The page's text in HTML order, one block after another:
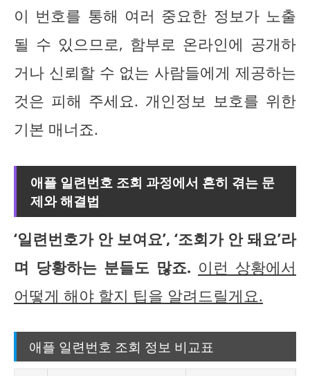
이 번호를 통해 여러 중요한 정보가 노출
될 수 있으므로, 함부로 온라인에 공개하
거나 신뢰할 수 없는 사람들에게 제공하는
것은 피해 주세요. 개인정보 보호를 위한
기본 매너죠.
애플 일련번호 조회 과정에서 흔히 겪는 문
제와 해결법
‘일련번호가 안 보여요’, ‘조회가 안 돼요’라
며 당황하는 분들도 많죠. 이런 상황에서
어떻게 해야 할지 팁을 알려드릴게요.
애플 일련번호 조회 정보 비교표